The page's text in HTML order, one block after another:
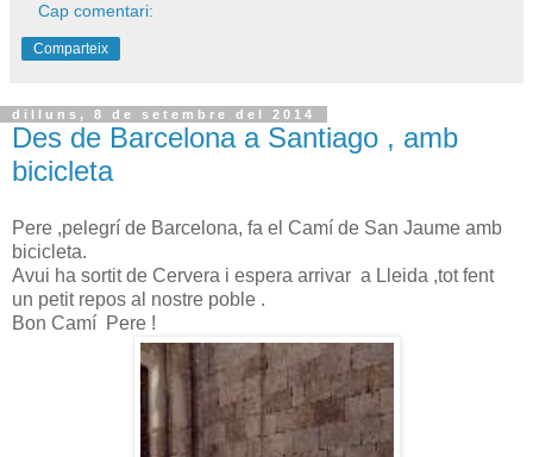
Cap comentari:
Comparteix
dilluns, 8 de setembre del 2014
Des de Barcelona a Santiago , amb
bicicleta
Pere ,pelegrí de Barcelona, fa el Camí de San Jaume amb
bicicleta.
Avui ha sortit de Cervera i espera arrivar a Lleida ,tot fent
un petit repos al nostre poble .
Bon Camí Pere !